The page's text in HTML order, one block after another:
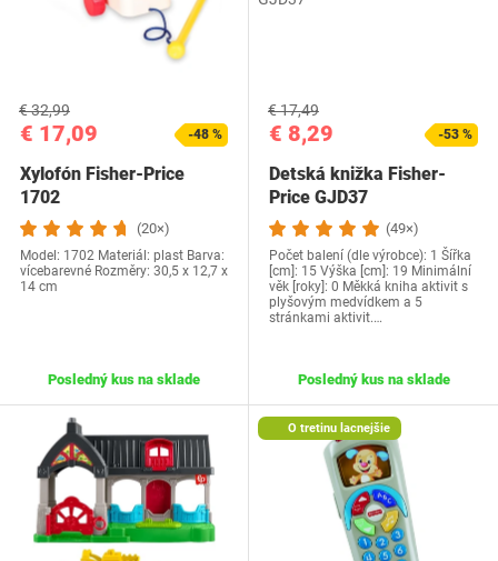
€ 17,09
€ 32,99
-48 %
Xylofón Fisher-Price
1702
(20×)
Model: 1702 Materiál: plast Barva:
vícebarevné Rozměry: 30,5 x 12,7 x
14 cm
Posledný kus na sklade
€ 8,29
€ 17,49
-53 %
Detská knižka Fisher-
Price GJD37
(49×)
Počet balení (dle výrobce): 1 Šířka
[cm]: 15 Výška [cm]: 19 Minimální
věk [roky]: 0 Měkká kniha aktivit s
plyšovým medvídkem a 5
stránkami aktivit.…
Posledný kus na sklade
O tretinu lacnejšie